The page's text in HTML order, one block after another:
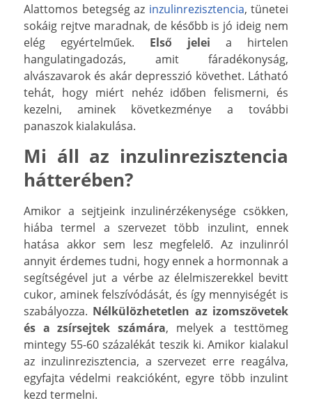
Alattomos betegség az inzulinrezisztencia, tünetei
sokáig rejtve maradnak, de később is jó ideig nem
elég egyértelműek. Első jelei a hirtelen
hangulatingadozás, amit fáradékonyság,
alvászavarok és akár depresszió követhet. Látható
tehát, hogy miért nehéz időben felismerni, és
kezelni, aminek következménye a további
panaszok kialakulása.
Mi áll az inzulinrezisztencia
hátterében?
Amikor a sejtjeink inzulinérzékenysége csökken,
hiába termel a szervezet több inzulint, ennek
hatása akkor sem lesz megfelelő. Az inzulinról
annyit érdemes tudni, hogy ennek a hormonnak a
segítségével jut a vérbe az élelmiszerekkel bevitt
cukor, aminek felszívódását, és így mennyiségét is
szabályozza. Nélkülözhetetlen az izomszövetek
és a zsírsejtek számára, melyek a testtömeg
mintegy 55-60 százalékát teszik ki. Amikor kialakul
az inzulinrezisztencia, a szervezet erre reagálva,
egyfajta védelmi reakcióként, egyre több inzulint
kezd termelni.